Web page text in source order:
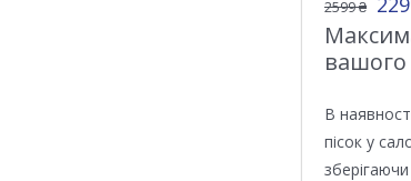
2599₴
вашого
В
пісок у